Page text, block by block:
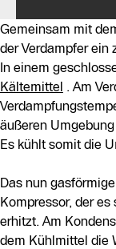
Gemeinsam mit
der Verdampfer ein
In einem
Kältemittel . Am
äußeren
Es kühlt somit die
Das nun
Kompressor, der
erhitzt. Am
dem Kühlmittel die